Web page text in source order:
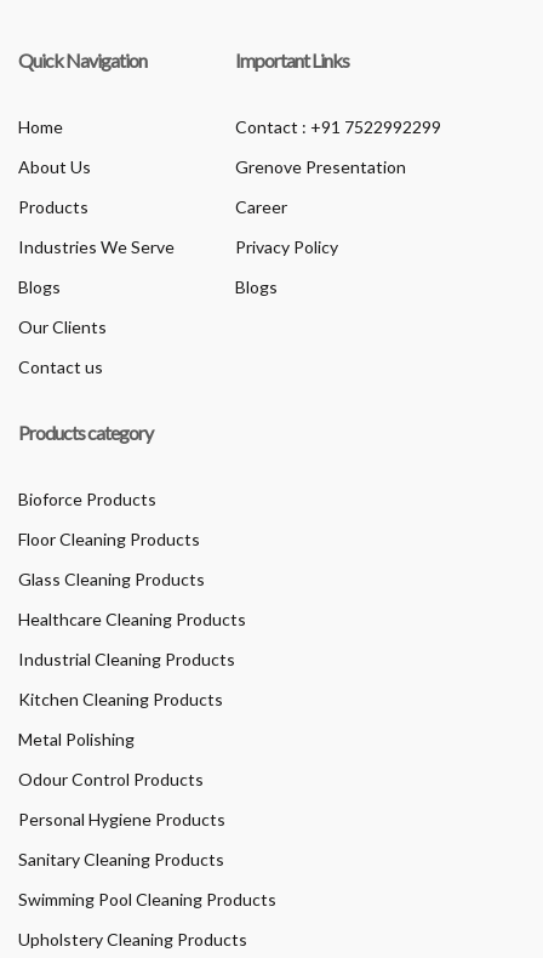
Quick Navigation
Home
About Us
Products
Industries We Serve
Blogs
Our Clients
Contact us
Important Links
Contact : +91 7522992299
Grenove Presentation
Career
Privacy Policy
Blogs
Products category
Bioforce Products
Floor Cleaning Products
Glass Cleaning Products
Healthcare Cleaning Products
Industrial Cleaning Products
Kitchen Cleaning Products
Metal Polishing
Odour Control Products
Personal Hygiene Products
Sanitary Cleaning Products
Swimming Pool Cleaning Products
Upholstery Cleaning Products